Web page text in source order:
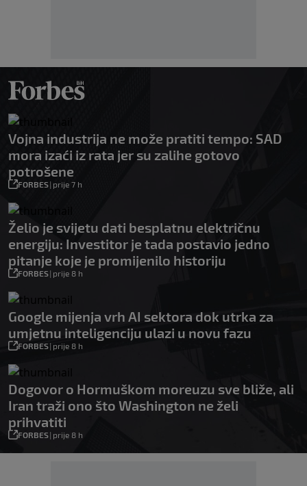
Vojna industrija ne može pratiti tempo: SAD
mora izaći iz rata jer su zalihe gotovo
potrošene
FORBES| prije 7 h
Želio je svijetu dati besplatnu električnu
energiju: Investitor je tada postavio jedno
pitanje koje je promijenilo historiju
FORBES| prije 8 h
Google mijenja vrh AI sektora dok utrka za
umjetnu inteligenciju ulazi u novu fazu
FORBES| prije 8 h
Dogovor o Hormuškom moreuzu sve bliže, ali
Iran traži ono što Washington ne želi
prihvatiti
FORBES| prije 8 h